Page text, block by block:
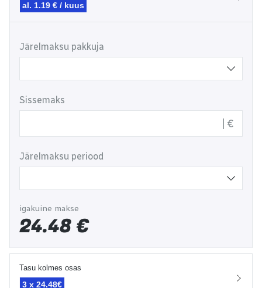
al. 1.19 € / kuus
Järelmaksu pakkuja
Sissemaks
€
Järelmaksu periood
igakuine makse
24.48€
Tasu kolmes osas
3 x 24.48€